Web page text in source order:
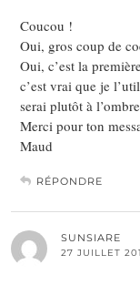
Coucou !
Oui, gros coup de
Oui, c’est la
c’est vrai que je
serai plutôt à
Merci pour ton
Maud
RÉPONDRE
SUNSIARE
27 JUILLET